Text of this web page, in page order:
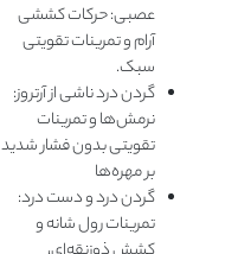
عصبی: حرکات کششی
آرام و تمرینات تقویتی
سبک.
گردن درد ناشی از آرتروز:
نرمش‌ها و تمرینات
تقویتی بدون فشار شدید
بر مهره‌ها
گردن درد و دست درد:
تمرینات رول شانه و